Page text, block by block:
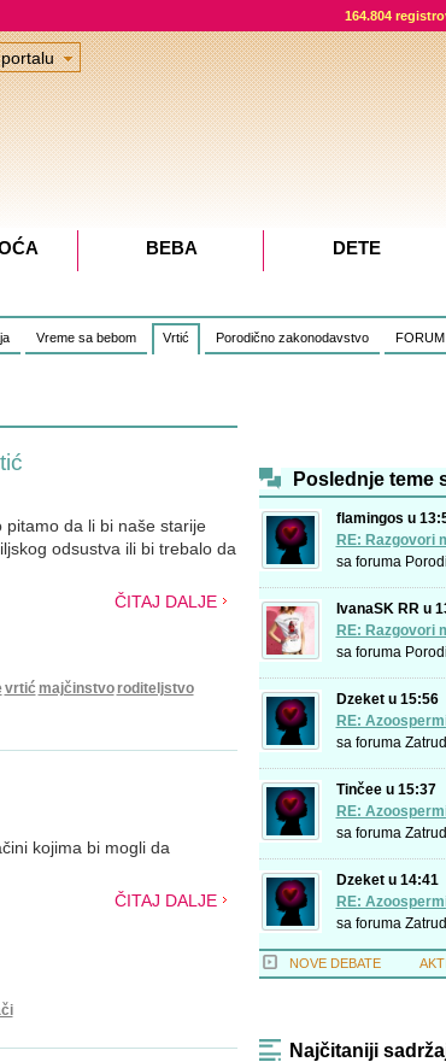
164.804
Vreme sa bebom Vrtić Porodično zakonodavstvo FORUM
da li bi naše starije
odsustva ili bi trebalo da
ČITAJ DALJE
vrtić majčinstvo roditeljstvo
kojima bi mogli da
ČITAJ DALJE
Poslednje teme
flamingos u
RE: Razgovori
sa foruma
IvanaSK RR u
RE: Razgovori
sa foruma
Dzeket u 15:56
RE:
sa foruma
Tinčee u 15:37
RE:
sa foruma
Dzeket u 14:41
RE:
sa foruma
NOVE DEBATE
Najčitaniji
BEBA DETE